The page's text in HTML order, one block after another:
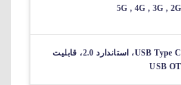
USB Type C، استاندارد 2.0، قابلیت
USB